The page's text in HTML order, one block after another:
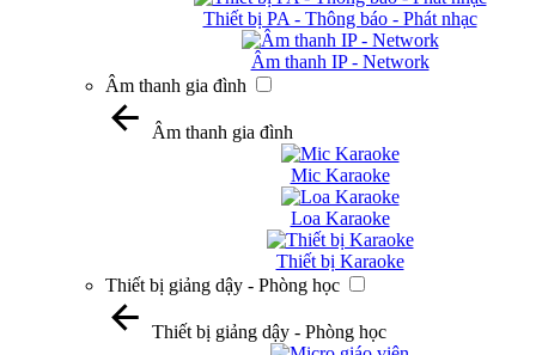
Thiết bị PA - Thông báo - Phát nhạc
Âm thanh IP - Network
Âm thanh gia đình
Âm thanh gia đình
Mic Karaoke
Loa Karaoke
Thiết bị Karaoke
Thiết bị giảng dậy - Phòng học
Thiết bị giảng dậy - Phòng học